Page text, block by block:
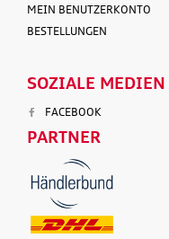
MEIN BENUTZERKONTO
BESTELLUNGEN
SOZIALE MEDIEN
FACEBOOK
PARTNER